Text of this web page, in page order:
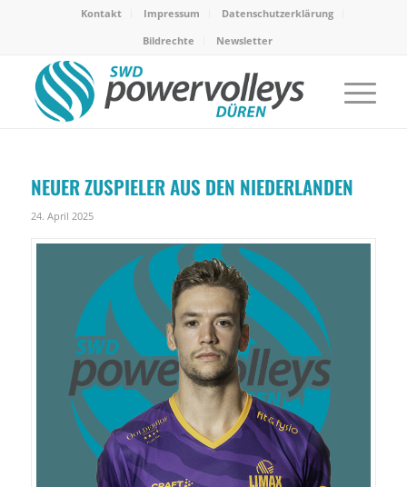
Kontakt Impressum
Datenschutzerklärung
Bildrechte
Newsletter
NEUER ZUSPIELER AUS DEN NIEDERLANDEN
24. April 2025